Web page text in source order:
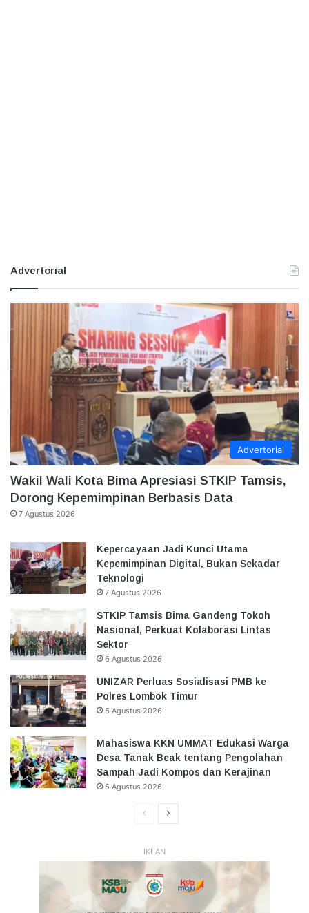
Advertorial
Advertorial
Wakil Wali Kota Bima Apresiasi STKIP Tamsis,
Dorong Kepemimpinan Berbasis Data
7 Agustus 2026
Kepercayaan Jadi Kunci Utama
Kepemimpinan Digital, Bukan Sekadar
Teknologi
7 Agustus 2026
STKIP Tamsis Bima Gandeng Tokoh
Nasional, Perkuat Kolaborasi Lintas
Sektor
6 Agustus 2026
UNIZAR Perluas Sosialisasi PMB ke
Polres Lombok Timur
6 Agustus 2026
Mahasiswa KKN UMMAT Edukasi Warga
Desa Tanak Beak tentang Pengolahan
Sampah Jadi Kompos dan Kerajinan
6 Agustus 2026
HalamanHalaman
IKLAN